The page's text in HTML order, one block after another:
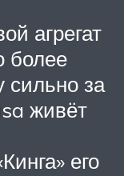
агрегат
более
сильно за
живёт
его